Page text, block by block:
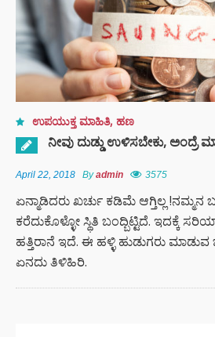
ಉಪಯುಕ್ತ ಮಾಹಿತಿ, ಹಣ
ನೀವು ದುಡ್ಡು ಉಳಿಸಬೇಕು, ಅಂದ್ರೆ
April 22, 2018 Byadmin 3575
ಏನ್ಮಾಡಿದರು ಖರ್ಚು ಕಡಿಮೆ ಆಗ್ತಿಲ್ಲ !ನಮ್ಮನ
ಕರೆದುಕೊಳ್ಳೋ ಸ್ಥಿತಿ ಬಂದ್ಬಿಟ್ಟಿದೆ. ಇದಕ್ಕೆ
ಹತ್ತಿರಾನೆ ಇದೆ. ಈ ಹಳ್ಳಿ ಹುಡುಗರು ಮಾಡುವ
ಏನದು ತಿಳಿಹಿರಿ.